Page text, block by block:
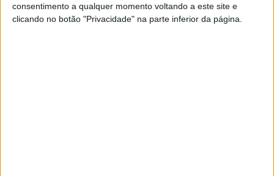
consentimento a qualquer momento voltando a este site e
clicando no botão "Privacidade" na parte inferior da página.
RELACIONADOS